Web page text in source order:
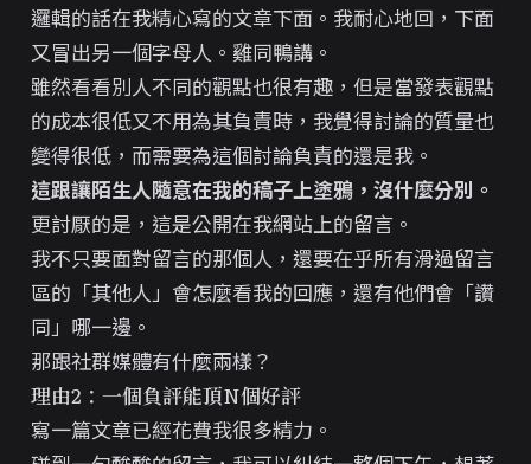
邏輯的話在我精心寫的文章下面。我耐心地回，下面
又冒出另一個字母人。雞同鴨講。
雖然看看別人不同的觀點也很有趣，但是當發表觀點
的成本很低又不用為其負責時，我覺得討論的質量也
變得很低，而需要為這個討論負責的還是我。
這跟讓陌生人隨意在我的稿子上塗鴉，沒什麼分別。
更討厭的是，這是公開在我網站上的留言。
我不只要面對留言的那個人，還要在乎所有滑過留言
區的「其他人」會怎麼看我的回應，還有他們會「讚
同」哪一邊。
那跟社群媒體有什麼兩樣？
理由2：一個負評能頂N個好評
寫一篇文章已經花費我很多精力。